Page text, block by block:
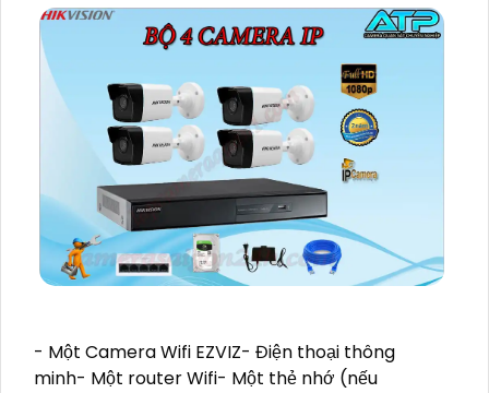
- Một Camera Wifi EZVIZ- Điện thoại thông
minh- Một router Wifi- Một thẻ nhớ (nếu